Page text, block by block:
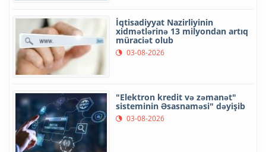
İqtisadiyyat Nazirliyinin
xidmətlərinə 13 milyondan artıq
müraciət olub
03-08-2026
"Elektron kredit və zəmanət"
sisteminin Əsasnaməsi" dəyişib
03-08-2026